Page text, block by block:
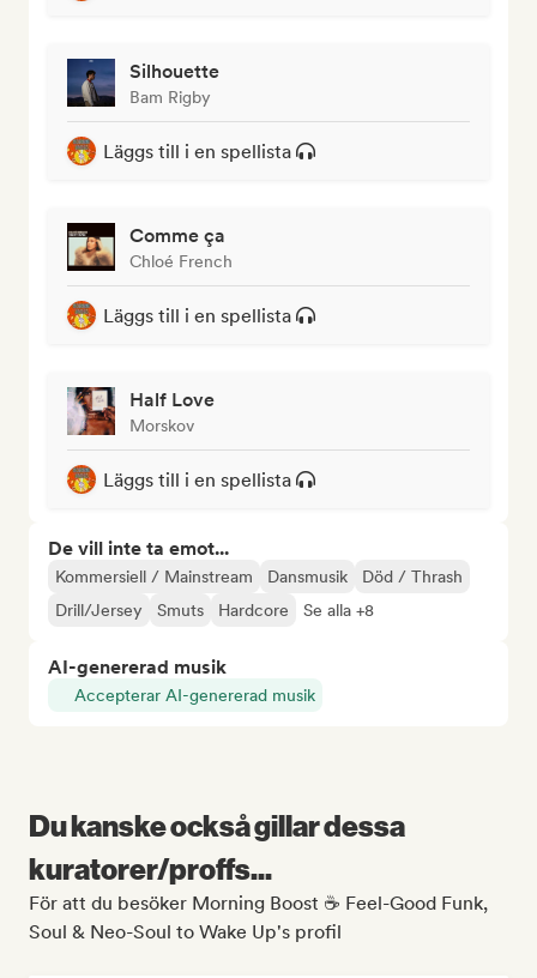
Silhouette
Bam Rigby
Läggs till i en spellista
Comme ça
Chloé French
Läggs till i en spellista
Half Love
Morskov
Läggs till i en spellista
De vill inte ta emot...
Kommersiell / Mainstream Dansmusik
Död / Thrash
Drill/Jersey
Smuts Hardcore Se alla +8
AI-genererad musik
Accepterar AI-genererad musik
Du kanske också gillar dessa
kuratorer/proffs...
För att du besöker Morning Boost ☕ Feel-Good Funk,
Soul & Neo-Soul to Wake Up's profil